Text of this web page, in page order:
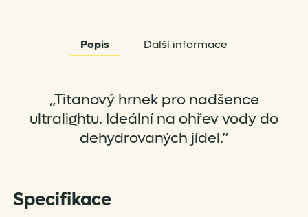
Popis Další informace
„Titanový hrnek pro nadšence
ultralightu. Ideální na ohřev vody do
dehydrovaných jídel.”
Specifikace